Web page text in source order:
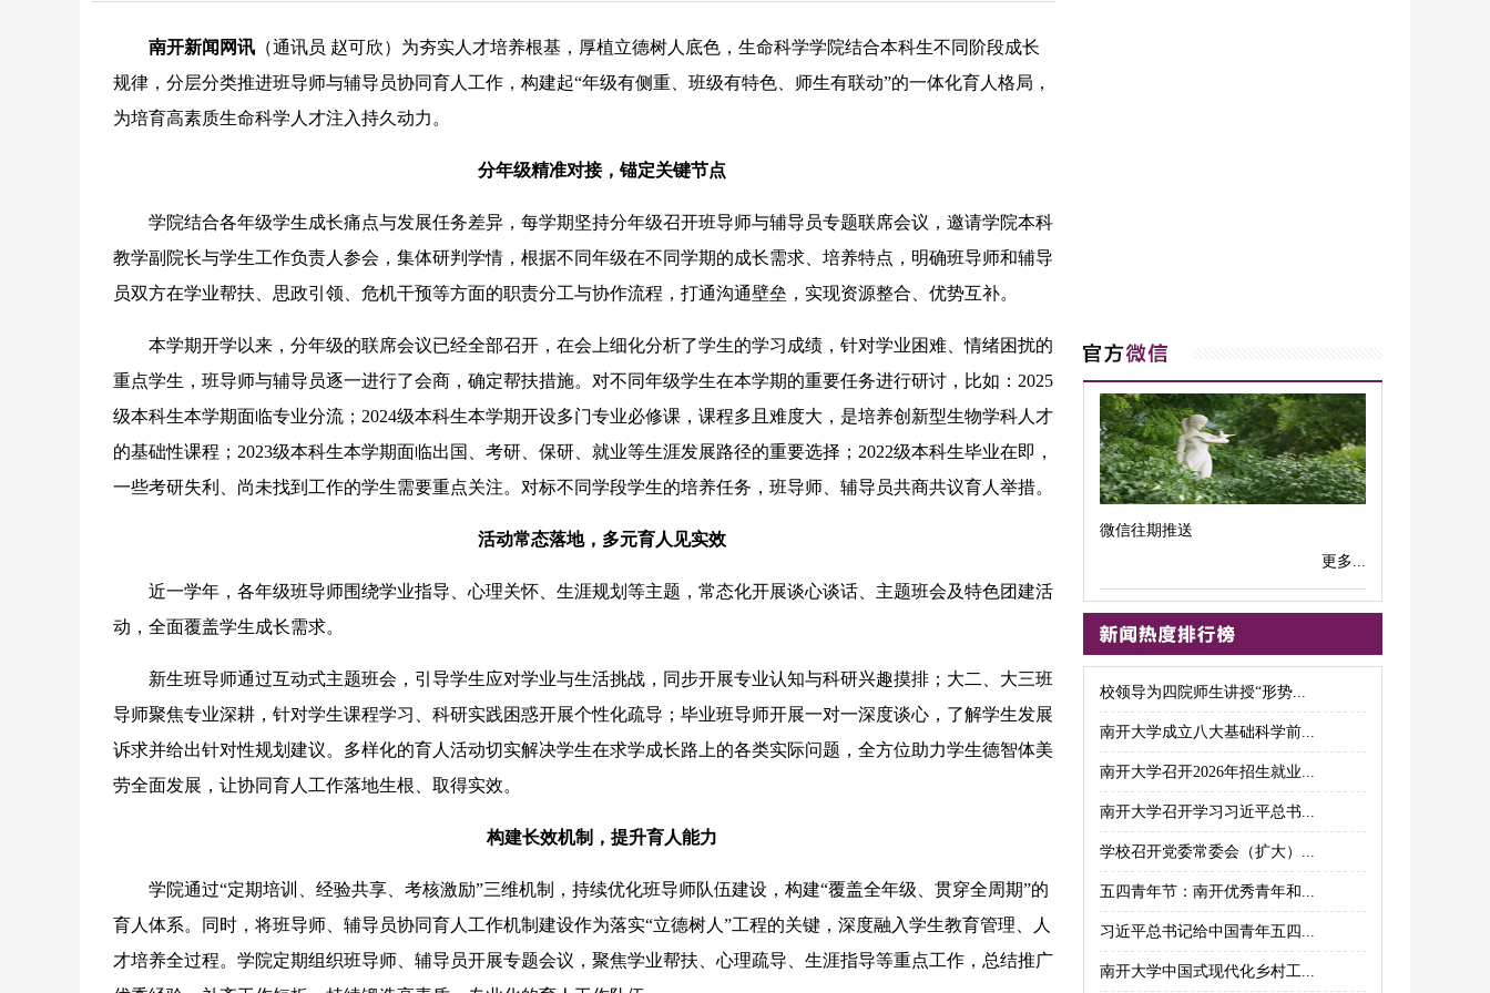
南开新闻网讯 （通讯员 赵可欣）为夯实人才培养根基，厚植立德树人底色，生命科学学院结合本科生不同阶段成长
规律，分层分类推进班导师与辅导员协同育人工作，构建起“年级有侧重、班级有特色、师生有联动”的一体化育人格局，
为培育高素质生命科学人才注入持久动力。
分年级精准对接，锚定关键节点
学院结合各年级学生成长痛点与发展任务差异，每学期坚持分年级召开班导师与辅导员专题联席会议，邀请学院本科
教学副院长与学生工作负责人参会，集体研判学情，根据不同年级在不同学期的成长需求、培养特点，明确班导师和辅导
员双方在学业帮扶、思政引领、危机干预等方面的职责分工与协作流程，打通沟通壁垒，实现资源整合、优势互补。
本学期开学以来，分年级的联席会议已经全部召开，在会上细化分析了学生的学习成绩，针对学业困难、情绪困扰的
重点学生，班导师与辅导员逐一进行了会商，确定帮扶措施。对不同年级学生在本学期的重要任务进行研讨，比如：2025
级本科生本学期面临专业分流；2024级本科生本学期开设多门专业必修课，课程多且难度大，是培养创新型生物学科人才
的基础性课程；2023级本科生本学期面临出国、考研、保研、就业等生涯发展路径的重要选择；2022级本科生毕业在即，
一些考研失利、尚未找到工作的学生需要重点关注。对标不同学段学生的培养任务，班导师、辅导员共商共议育人举措。
活动常态落地，多元育人见实效
近一学年，各年级班导师围绕学业指导、心理关怀、生涯规划等主题，常态化开展谈心谈话、主题班会及特色团建活
动，全面覆盖学生成长需求。
新生班导师通过互动式主题班会，引导学生应对学业与生活挑战，同步开展专业认知与科研兴趣摸排；大二、大三班
导师聚焦专业深耕，针对学生课程学习、科研实践困惑开展个性化疏导；毕业班导师开展一对一深度谈心，了解学生发展
诉求并给出针对性规划建议。多样化的育人活动切实解决学生在求学成长路上的各类实际问题，全方位助力学生德智体美
劳全面发展，让协同育人工作落地生根、取得实效。
构建长效机制，提升育人能力
学院通过“定期培训、经验共享、考核激励”三维机制，持续优化班导师队伍建设，构建“覆盖全年级、贯穿全周期”的
育人体系。同时，将班导师、辅导员协同育人工作机制建设作为落实“立德树人”工程的关键，深度融入学生教育管理、人
才培养全过程。学院定期组织班导师、辅导员开展专题会议，聚焦学业帮扶、心理疏导、生涯指导等重点工作，总结推广
微信往期推送
更多...
校领导为四院师生讲授“形势...
南开大学成立八大基础科学前...
南开大学召开2026年招生就业...
南开大学召开学习习近平总书...
学校召开党委常委会（扩大）...
五四青年节：南开优秀青年和...
习近平总书记给中国青年五四...
南开大学中国式现代化乡村工...